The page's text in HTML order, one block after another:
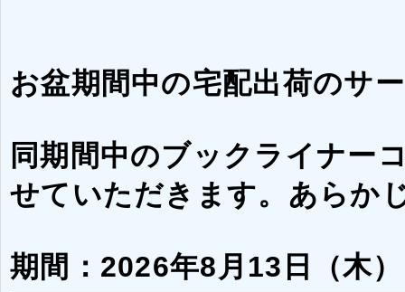
お盆期間中の宅配出荷のサ
同期間中のブックライナー
せていただきます。あらか
期間：2026年8月13日（木